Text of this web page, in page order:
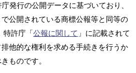
発行の公開データに基づいており、
公開されている商標公報等と同等の
特許庁「公報に関して 」に記載されて
他的な権利を求める手続きを行うか
ものです。